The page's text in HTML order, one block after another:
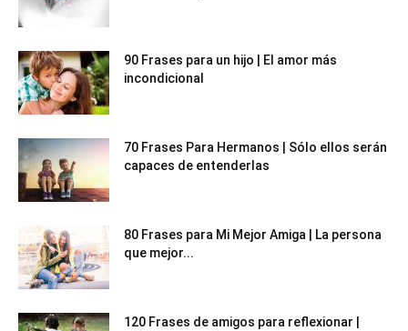
90 Frases para un hijo | El amor más
incondicional
70 Frases Para Hermanos | Sólo ellos serán
capaces de entenderlas
80 Frases para Mi Mejor Amiga | La persona
que mejor...
120 Frases de amigos para reflexionar |